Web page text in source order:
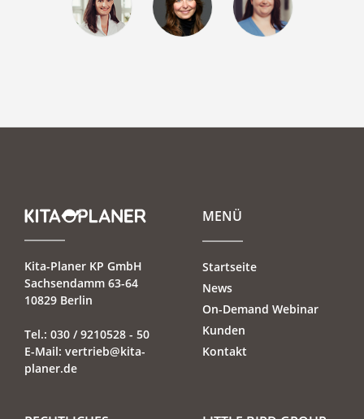
Kita-Planer KP GmbH
Sachsendamm 63-64
10829 Berlin
Tel.: 030 / 9210528 - 50
E-Mail: vertrieb@kita-
planer.de
MENÜ
Startseite
News
On-Demand Webinar
Kunden
Kontakt